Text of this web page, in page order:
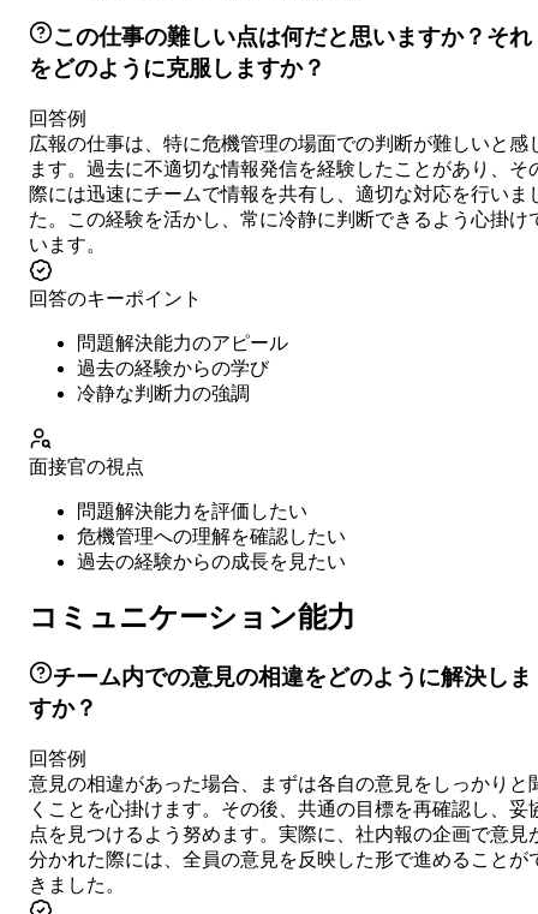
この仕事の難しい点は何だと思いますか？それ
をどのように克服しますか？
回答例
広報の仕事は、特に危機管理の場面での判断が難しいと感
ます。過去に不適切な情報発信を経験したことがあり、そ
際には迅速にチームで情報を共有し、適切な対応を行いま
た。この経験を活かし、常に冷静に判断できるよう心掛け
います。
回答のキーポイント
問題解決能力のアピール
過去の経験からの学び
冷静な判断力の強調
面接官の視点
問題解決能力を評価したい
危機管理への理解を確認したい
過去の経験からの成長を見たい
コミュニケーション能力
チーム内での意見の相違をどのように解決しま
すか？
回答例
意見の相違があった場合、まずは各自の意見をしっかりと
くことを心掛けます。その後、共通の目標を再確認し、妥
点を見つけるよう努めます。実際に、社内報の企画で意見
分かれた際には、全員の意見を反映した形で進めることが
きました。